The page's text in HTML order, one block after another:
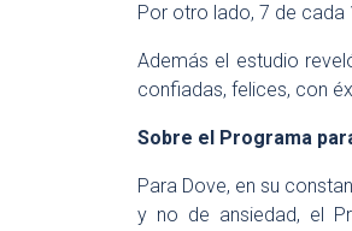
Por otro lado, 7 de cada
Además el estudio
confiadas, felices, con
Sobre el Programa
Para Dove, en su
y no de ansiedad, el